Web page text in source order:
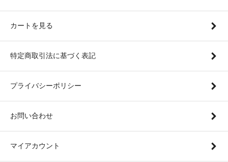
カートを見る
特定商取引法に基づく表記
プライバシーポリシー
お問い合わせ
マイアカウント